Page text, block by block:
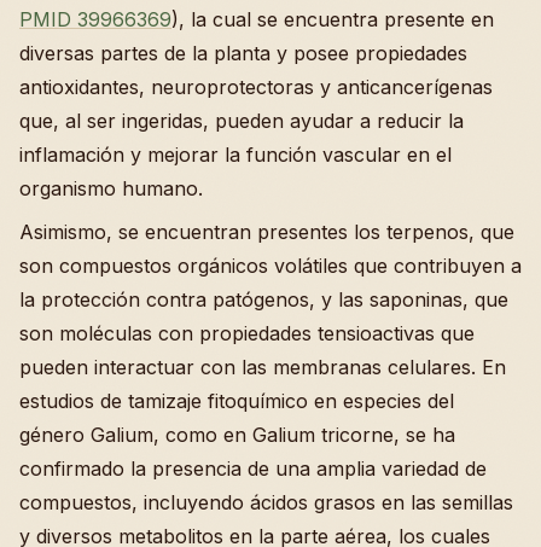
PMID 39966369), la cual se encuentra presente en
diversas partes de la planta y posee propiedades
antioxidantes, neuroprotectoras y anticancerígenas
que, al ser ingeridas, pueden ayudar a reducir la
inflamación y mejorar la función vascular en el
organismo humano.
Asimismo, se encuentran presentes los terpenos, que
son compuestos orgánicos volátiles que contribuyen a
la protección contra patógenos, y las saponinas, que
son moléculas con propiedades tensioactivas que
pueden interactuar con las membranas celulares. En
estudios de tamizaje fitoquímico en especies del
género Galium, como en Galium tricorne, se ha
confirmado la presencia de una amplia variedad de
compuestos, incluyendo ácidos grasos en las semillas
y diversos metabolitos en la parte aérea, los cuales